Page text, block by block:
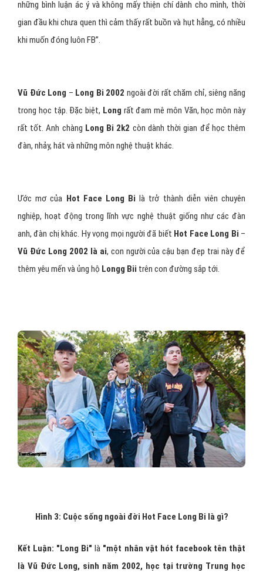
những bình luận ác ý và không mấy thiện chí dành cho mình, thời
gian đầu khi chưa quen thì cảm thấy rất buồn và hụt hẫng, có nhiều
khi muốn đóng luôn FB”.
Vũ Đức Long – Long Bi 2002 ngoài đời rất chăm chỉ, siêng năng
trong học tập. Đặc biệt, Long rất đam mê môn Văn, học môn này
rất tốt. Anh chàng Long Bi 2k2 còn dành thời gian để học thêm
đàn, nhảy, hát và những môn nghệ thuật khác.
Ước mơ của Hot Face Long Bilà trở thành diễn viên chuyên
nghiệp, hoạt động trong lĩnh vực nghệ thuật giống như các đàn
anh, đàn chị khác. Hy vọng mọi người đã biết Hot Face Long Bi –
Vũ Đức Long 2002 là ai, con người của cậu bạn đẹp trai này để
thêm yêu mến và ủng hộ Longg Bii trên con đường sắp tới.
Hình 3: Cuộc sống ngoài đời Hot Face Long Bi là gì?
Kết Luận: "Long Bi"là "một nhân vật hót facebook tên thật
là Vũ Đức Long, sinh năm 2002, học tại trường Trung học